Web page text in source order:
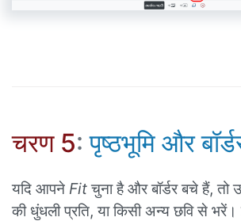
चरण 5: पृष्ठभूमि और
यदि आपने Fitचुना है और बॉर्डर बचे हैं, तो
की धुंधली प्रति, या किसी अन्य छवि से